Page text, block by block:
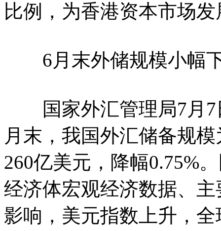
比例，为香港资本市场
6月末外储规模小幅下
国家外汇管理局7月7
月末，我国外汇储备规
260亿美元，降幅0.75%
经济体宏观经济数据、
影响，美元指数上升，